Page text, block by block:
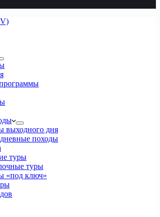
выходного дня
походы
туры
туры
«под ключ»